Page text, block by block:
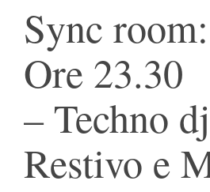
Sync room:
Ore 23.30
– Techno
Restivo e